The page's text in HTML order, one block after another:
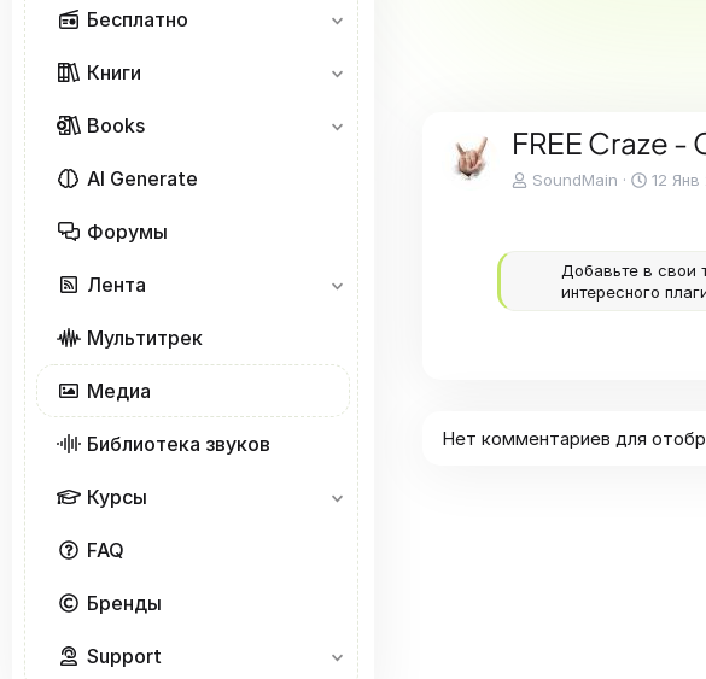
Бесплатно
Книги
Books
AI Generate
Форумы
Лента
Мультитрек
Медиа
Библиотека звуков
Курсы
FAQ
Бренды
Support
FREE Craze -
SoundMain 12 Янв
Добавьте в свои
интересного
Нет комментариев для